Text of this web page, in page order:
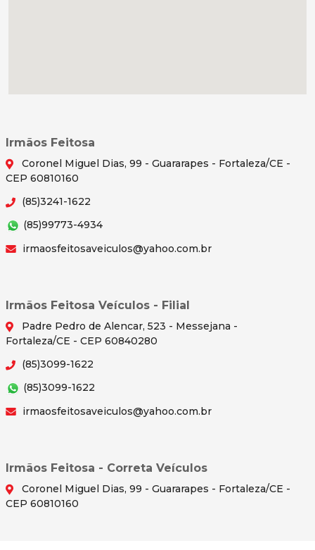
Irmãos Feitosa
Coronel Miguel Dias, 99 - Guararapes - Fortaleza/CE -
CEP 60810160
(85)3241-1622
(85)99773-4934
irmaosfeitosaveiculos@yahoo.com.br
Irmãos Feitosa Veículos - Filial
Padre Pedro de Alencar, 523 - Messejana -
Fortaleza/CE - CEP 60840280
(85)3099-1622
(85)3099-1622
irmaosfeitosaveiculos@yahoo.com.br
Irmãos Feitosa - Correta Veículos
Coronel Miguel Dias, 99 - Guararapes - Fortaleza/CE -
CEP 60810160